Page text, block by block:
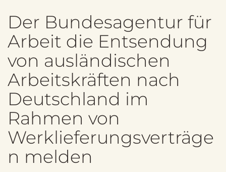
e
i
-
d
e
Der Bundesagentur für
Arbeit die Entsendung
von ausländischen
Arbeitskräften nach
Deutschland im
Rahmen von
Werklieferungsverträge
n melden